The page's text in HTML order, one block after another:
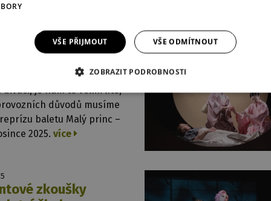
repríza Malého
diváci, je nám to velmi líto,
důvodů musíme
baletu Malý princ –
2025. více
zkoušky
VŠE PŘIJMOUT VŠE ODMÍTNOUT
ZOBRAZIT PODROBNOSTI